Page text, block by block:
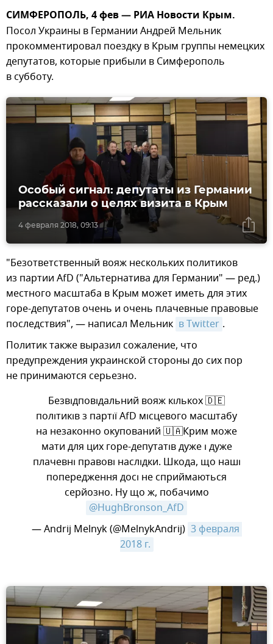
СИМФЕРОПОЛЬ, 4 фев — РИА Новости Крым.
Посол Украины в Германии Андрей Мельник
прокомментировал поездку в Крым группы немецких
депутатов, которые прибыли в Симферополь
в субботу.
4 февраля 2018, 09:13
Особый сигнал: депутаты из Германии
рассказали о целях визита в Крым
"Безответственный вояж нескольких политиков
из партии AfD ("Альтернатива для Германии" — ред.)
местного масштаба в Крым может иметь для этих
горе-депутатов очень и очень плачевные правовые
последствия", — написал Мельник в Twitter .
Политик также выразил сожаление, что
предупреждения украинской стороны до сих пор
не принимаются серьезно.
Безвідповідальний вояж кількох 🇩🇪
політиків з партії AfD місцевого масштабу
на незаконно окупований 🇺🇦Крим може
мати для цих горе-депутатів дуже і дуже
плачевні правові наслідки. Шкода, що наші
попередження досі не сприймаються
серйозно. Ну що ж, побачимо
@HughBronson_AfD
— Andrij Melnyk (@MelnykAndrij) 3 февраля
2018 г.